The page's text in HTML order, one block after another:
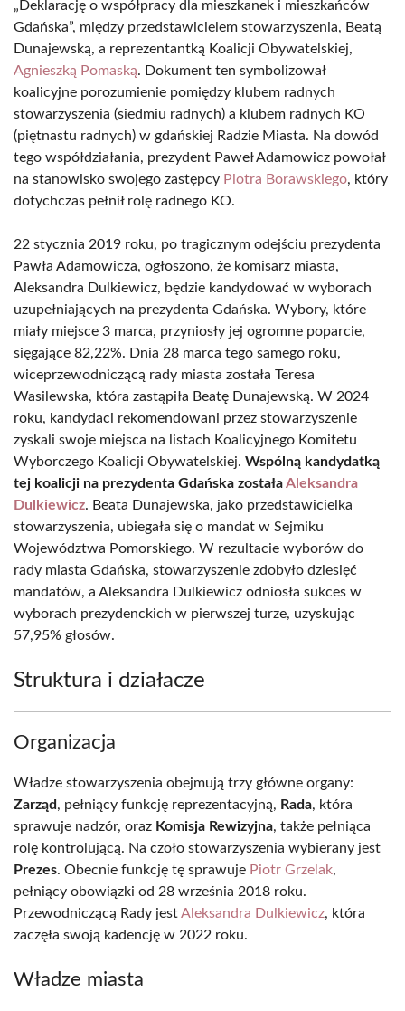
„Deklarację o współpracy dla mieszkanek i mieszkańców
Gdańska”, między przedstawicielem stowarzyszenia, Beatą
Dunajewską, a reprezentantką Koalicji Obywatelskiej,
Agnieszką Pomaską. Dokument ten symbolizował
koalicyjne porozumienie pomiędzy klubem radnych
stowarzyszenia (siedmiu radnych) a klubem radnych KO
(piętnastu radnych) w gdańskiej Radzie Miasta. Na dowód
tego współdziałania, prezydent Paweł Adamowicz powołał
na stanowisko swojego zastępcy Piotra Borawskiego, który
dotychczas pełnił rolę radnego KO.
22 stycznia 2019 roku, po tragicznym odejściu prezydenta
Pawła Adamowicza, ogłoszono, że komisarz miasta,
Aleksandra Dulkiewicz, będzie kandydować w wyborach
uzupełniających na prezydenta Gdańska. Wybory, które
miały miejsce 3 marca, przyniosły jej ogromne poparcie,
sięgające 82,22%. Dnia 28 marca tego samego roku,
wiceprzewodniczącą rady miasta została Teresa
Wasilewska, która zastąpiła Beatę Dunajewską. W 2024
roku, kandydaci rekomendowani przez stowarzyszenie
zyskali swoje miejsca na listach Koalicyjnego Komitetu
Wyborczego Koalicji Obywatelskiej. Wspólną kandydatką
tej koalicji na prezydenta Gdańska zostałaAleksandra
Dulkiewicz. Beata Dunajewska, jako przedstawicielka
stowarzyszenia, ubiegała się o mandat w Sejmiku
Województwa Pomorskiego. W rezultacie wyborów do
rady miasta Gdańska, stowarzyszenie zdobyło dziesięć
mandatów, a Aleksandra Dulkiewicz odniosła sukces w
wyborach prezydenckich w pierwszej turze, uzyskując
57,95% głosów.
Struktura i działacze
Organizacja
Władze stowarzyszenia obejmują trzy główne organy:
Zarząd, pełniący funkcję reprezentacyjną, Rada, która
sprawuje nadzór, oraz Komisja Rewizyjna, także pełniąca
rolę kontrolującą. Na czoło stowarzyszenia wybierany jest
Prezes. Obecnie funkcję tę sprawuje Piotr Grzelak,
pełniący obowiązki od 28 września 2018 roku.
Przewodniczącą Rady jestAleksandra Dulkiewicz, która
zaczęła swoją kadencję w 2022 roku.
Władze miasta